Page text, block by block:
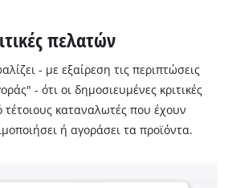
πελατών
- με εξαίρεση τις περιπτώσεις
- ότι οι δημοσιευμένες κριτικές
τέτοιους καταναλωτές που έχουν
ή αγοράσει τα προϊόντα.